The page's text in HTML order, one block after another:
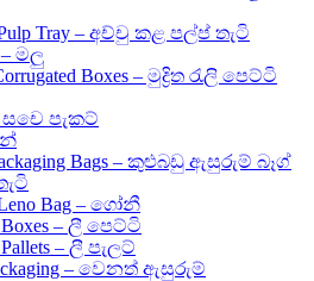
Tray – අච්චු කළ පල්ප් තැටි
– මලු
Boxes – මුද්‍රිත රැලි පෙට්ටි
සචෙ පැකට්
Bags – කුළුබඩු ඇසුරුම් බෑග්
Bag – ගෝනී
Boxes – ලී පෙට්ටි
Pallets – ලී පැලට්
– වෙනත් ඇසුරුම්